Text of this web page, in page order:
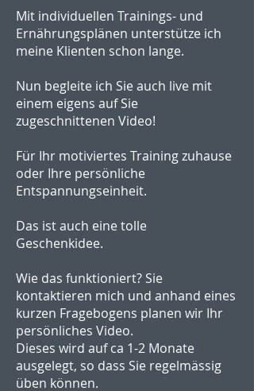
Mit individuellen Trainings- und
Ernährungsplänen unterstütze ich
meine Klienten schon lange.
Nun begleite ich Sie auch live mit
einem eigens auf Sie
zugeschnittenen Video!
Für Ihr motiviertes Training zuhause
oder Ihre persönliche
Entspannungseinheit.
Das ist auch eine tolle
Geschenkidee.
Wie das funktioniert? Sie
kontaktieren mich und anhand eines
kurzen Fragebogens planen wir Ihr
persönliches Video.
Dieses wird auf ca 1-2 Monate
ausgelegt, so dass Sie regelmässig
üben können.